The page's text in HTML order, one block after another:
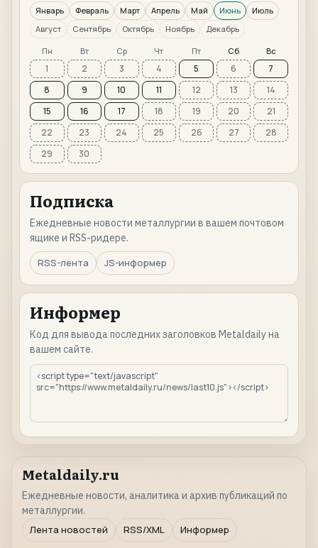
Январь Февраль Март Апрель Май Июнь
Июль
Август
Сентябрь Октябрь Ноябрь Декабрь
Пн Вт Ср Чт Пт Сб Вс
1 2 3 4 5 6
7
8
9 10 11 12 13
14
15
16 17 18 19 20
21
22
23 24 25 26 27
28
29
30
Подписка
Ежедневные новости металлургии в вашем почтовом
ящике и RSS-ридере.
RSS-лента
JS-информер
Информер
Код для вывода последних заголовков Metaldaily на
вашем сайте.
Metaldaily.ru
Ежедневные новости, аналитика и архив публикаций по
металлургии.
Лента новостей
RSS/XML Информер